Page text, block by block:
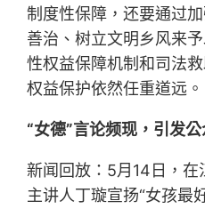
制度性保障，还要通过
善治、树立文明乡风来
性权益保障机制和司法
权益保护依然任重道远。
“女德”言论频现，引发公
新闻回放：5月14日，在
主讲人丁璇宣扬“女孩最